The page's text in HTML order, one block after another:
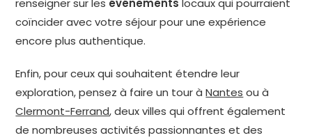
renseigner sur les événements locaux qui pourraient
coïncider avec votre séjour pour une expérience
encore plus authentique.
Enfin, pour ceux qui souhaitent étendre leur
exploration, pensez à faire un tour àNantes ou à
Clermont-Ferrand, deux villes qui offrent également
de nombreuses activités passionnantes et des